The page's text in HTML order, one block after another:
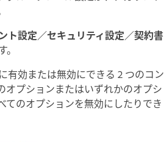
ト設定／セキュリティ設定／契約書
有効または無効にできる 2 つのコン
オプションまたはいずれかのオプシ
てのオプションを無効にしたりでき